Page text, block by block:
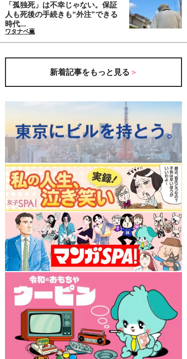
「孤独死」は不幸じゃない。保証
人も死後の手続きも“外注”できる
時代...
ワタナベ薫
新着記事をもっと見る